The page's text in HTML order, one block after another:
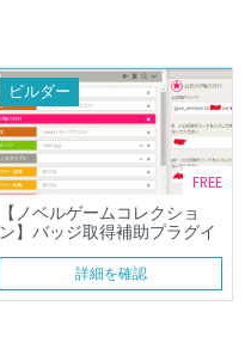
ビルダー
FREE
【ノベルゲームコレクショ
ン】バッジ取得補助プラグイ
詳細を確認